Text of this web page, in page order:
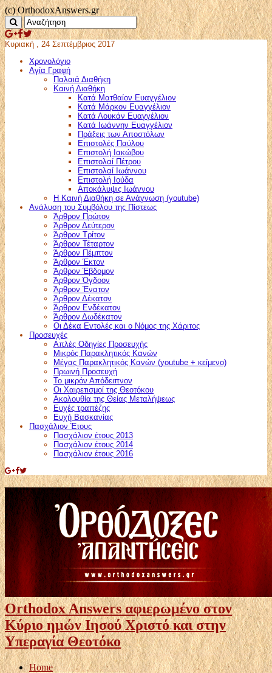
(c) OrthodoxAnswers.gr
Κυριακή , 24 Σεπτέμβριος 2017
Χρονολόγιο
Αγία Γραφή
Παλαιά Διαθήκη
Καινή Διαθήκη
Κατά Ματθαίον Ευαγγέλιον
Κατά Μάρκον Ευαγγέλιον
Κατά Λουκάν Ευαγγέλιον
Κατά Ιωάννην Ευαγγέλιον
Πράξεις των Αποστόλων
Επιστολές Παύλου
Επιστολή Ιακώβου
Επιστολαί Πέτρου
Επιστολαί Ιωάννου
Επιστολή Ιούδα
Αποκάλυψις Ιωάννου
Η Καινή Διαθήκη σε Ανάγνωση (youtube)
Ανάλυση του Συμβόλου της Πίστεως
Άρθρον Πρώτον
Άρθρον Δεύτερον
Άρθρον Τρίτον
Άρθρον Τέταρτον
Άρθρον Πέμπτον
Άρθρον Έκτον
Άρθρον Έβδομον
Άρθρον Όγδοον
Άρθρον Ένατον
Άρθρον Δέκατον
Άρθρον Ενδέκατον
Άρθρον Δωδέκατον
Οι Δέκα Εντολές και ο Νόμος της Χάριτος
Προσευχές
Απλές Οδηγίες Προσευχής
Μικρός Παρακλητικός Κανών
Μέγας Παρακλητικός Κανών (youtube + κείμενο)
Πρωινή Προσευχή
Το μικρόν Απόδειπνον
Οι Χαιρετισμοί της Θεοτόκου
Ακολουθία της Θείας Μεταλήψεως
Ευχές τραπέζης
Ευχή Βασκανίας
Πασχάλιον Έτους
Πασχάλιον έτους 2013
Πασχάλιον έτους 2014
Πασχάλιον έτους 2016
Orthodox Answers αφιερωμένο στον
Κύριο ημών Ιησού Χριστό και στην
Υπεραγία Θεοτόκο
Home